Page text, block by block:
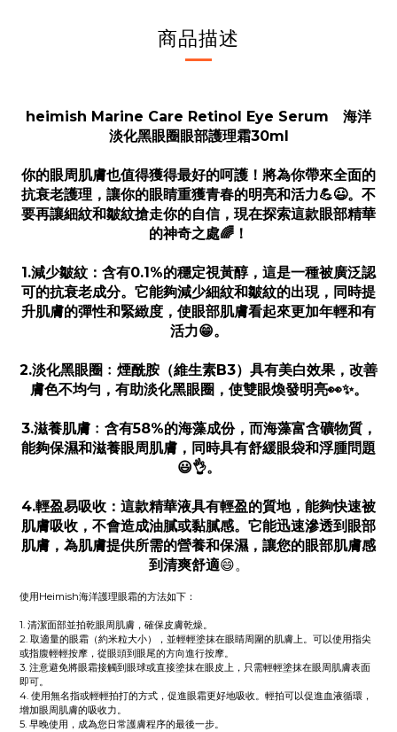
商品描述
heimish Marine Care Retinol Eye Serum 海洋
淡化黑眼圈眼部護理霜30ml
你的眼周肌膚也值得獲得最好的呵護！將為你帶來全面的
抗衰老護理，讓你的眼睛重獲青春的明亮和活力💪😃。不
要再讓細紋和皺紋搶走你的自信，現在探索這款眼部精華
的神奇之處🌈！
1.減少皺紋：含有0.1%的穩定視黃醇，這是一種被廣泛認
可的抗衰老成分。它能夠減少細紋和皺紋的出現，同時提
升肌膚的彈性和緊緻度，使眼部肌膚看起來更加年輕和有
活力😁。
2.淡化黑眼圈﹕煙酰胺（維生素B3）具有美白效果，改善
膚色不均勻，有助淡化黑眼圈，使雙眼煥發明亮👀✨。
3.滋養肌膚﹕含有58%的海藻成份，而海藻富含礦物質，
能夠保濕和滋養眼周肌膚，同時具有舒緩眼袋和浮腫問題
😃👌。
4.輕盈易吸收：這款精華液具有輕盈的質地，能夠快速被
肌膚吸收，不會造成油膩或黏膩感。它能迅速滲透到眼部
肌膚，為肌膚提供所需的營養和保濕，讓您的眼部肌膚感
到清爽舒適😄。
使用Heimish海洋護理眼霜的方法如下：
1. 清潔面部並拍乾眼周肌膚，確保皮膚乾燥。
2. 取適量的眼霜（約米粒大小），並輕輕塗抹在眼睛周圍的肌膚上。可以使用指尖
或指腹輕輕按摩，從眼頭到眼尾的方向進行按摩。
3. 注意避免將眼霜接觸到眼球或直接塗抹在眼皮上，只需輕輕塗抹在眼周肌膚表面
即可。
4. 使用無名指或輕輕拍打的方式，促進眼霜更好地吸收。輕拍可以促進血液循環，
增加眼周肌膚的吸收力。
5. 早晚使用，成為您日常護膚程序的最後一步。